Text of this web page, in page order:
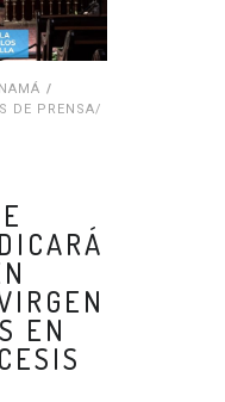
/
DE PRENSA/
EN